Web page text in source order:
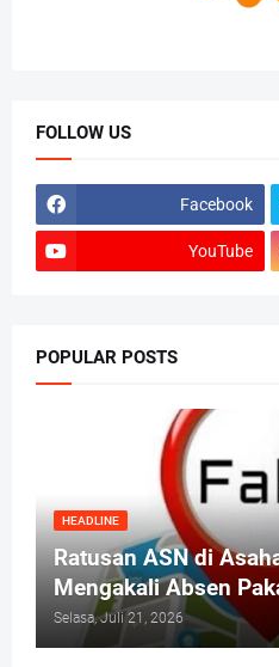
FOLLOW US
Facebook
YouTube
POPULAR POSTS
HEADLINE
Ratusan ASN di
Mengakali Absen
Selasa, Juli 21, 2026